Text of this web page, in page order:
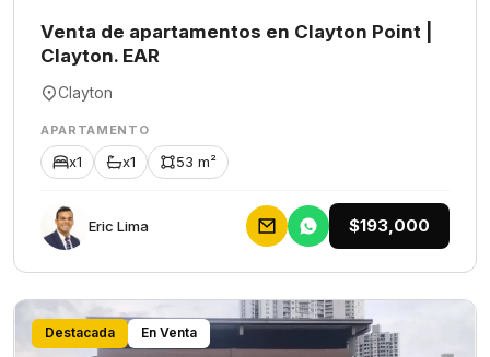
Venta de apartamentos en Clayton Point |
Clayton. EAR
Clayton
APARTAMENTO
x1 x1 53 m²
Eric Lima $193,000
Destacada En Venta